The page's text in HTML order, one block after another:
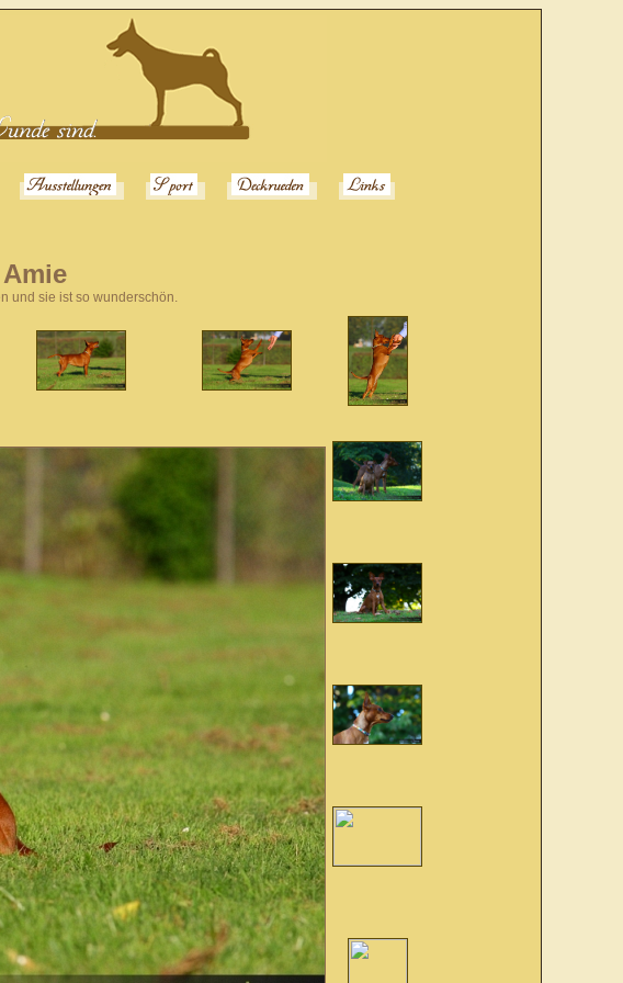
und sie ist so wunderschön.